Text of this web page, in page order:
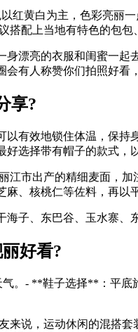
红黄白为主，色彩亮丽
配上当地有特色的包包
漂亮的衣服和闺蜜一
有人称赞你们拍照好看
享?
有效地锁住体温，保
选择带有帽子的款式，
市出产的精细麦面，
、核桃仁等佐料，再以
子、东巴谷、玉水寨、
好看?
。- **鞋子选择**：平
来说，运动休闲的混搭